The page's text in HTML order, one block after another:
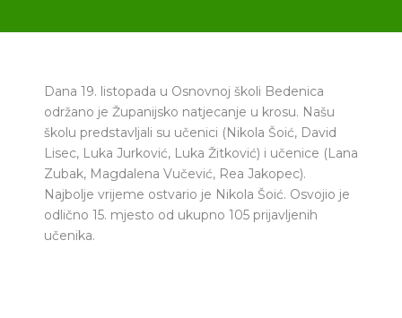
Dana 19. listopada u Osnovnoj školi Bedenica
održano je Županijsko natjecanje u krosu. Našu
školu predstavljali su učenici (Nikola Šoić, David
Lisec, Luka Jurković, Luka Žitković) i učenice (Lana
Zubak, Magdalena Vučević, Rea Jakopec).
Najbolje vrijeme ostvario je Nikola Šoić. Osvojio je
odlično 15. mjesto od ukupno 105 prijavljenih
učenika.